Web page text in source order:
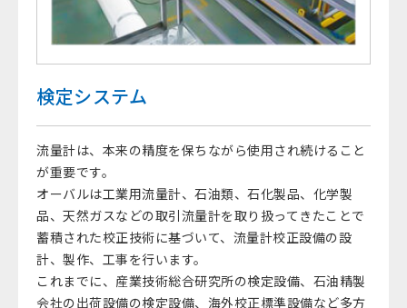
検定システム
流量計は、本来の精度を保ちながら使用され続けること
が重要です。
オーバルは工業用流量計、石油類、石化製品、化学製
品、天然ガスなどの取引流量計を取り扱ってきたことで
蓄積された校正技術に基づいて、流量計校正設備の設
計、製作、工事を行います。
これまでに、産業技術総合研究所の検定設備、石油精製
会社の出荷設備の検定設備、海外校正標準設備など多方